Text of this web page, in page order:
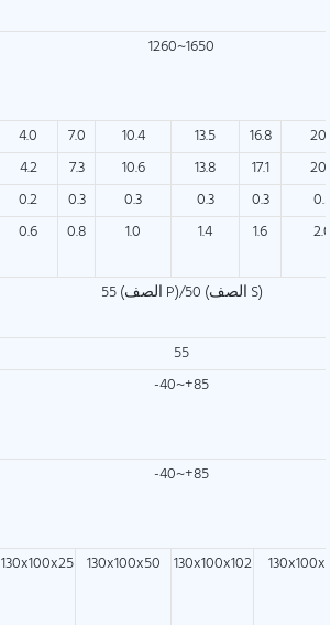
1260~1650
4.0 7.0 10.4 13.5 16.8
4.2 7.3 10.6 13.8 17.1
0.2 0.3 0.3 0.3 0.3
0.6 0.8 1.0 1.4 1.6
55 (الصف P)/50 (الصف S)
55
-40~+85
-40~+85
130x100x25 130x100x50 130x100x102